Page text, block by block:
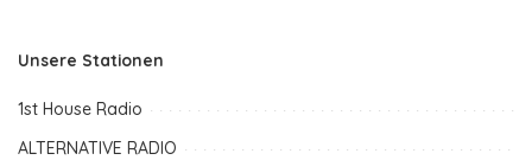
Unsere Stationen
1st House Radio
ALTERNATIVE RADIO